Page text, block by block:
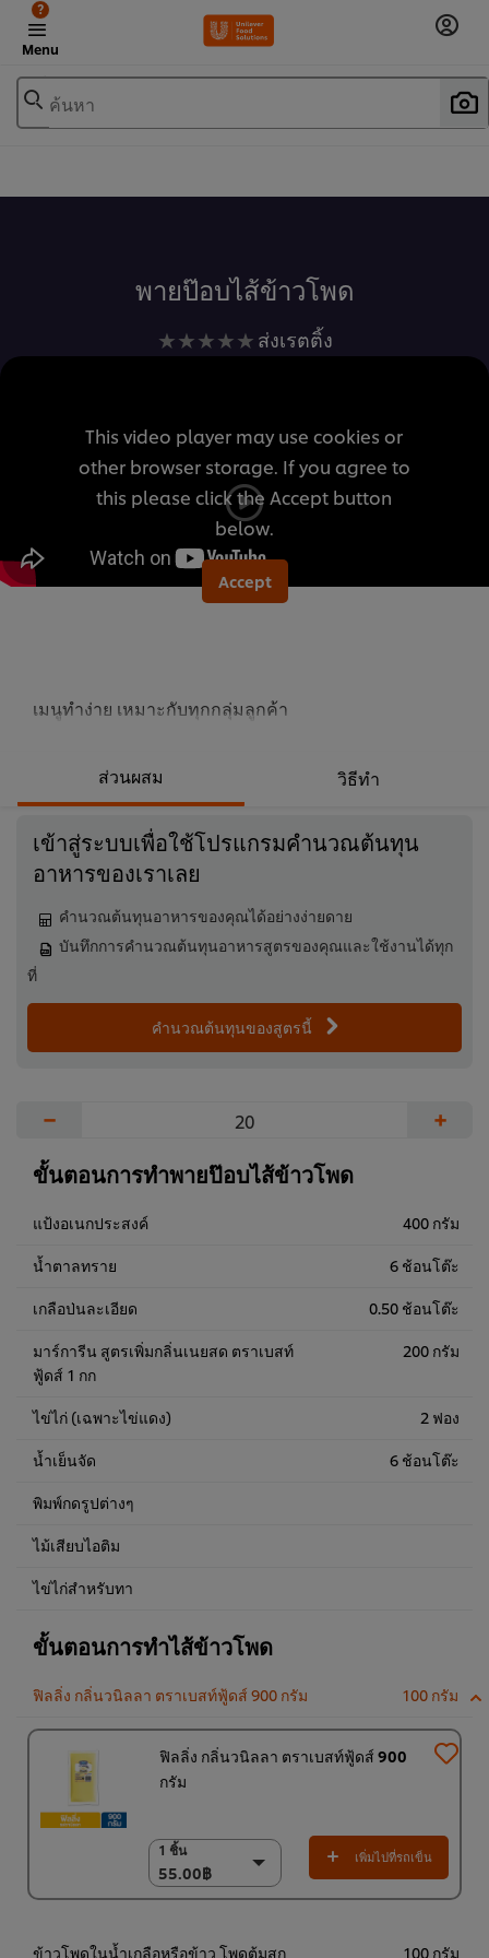
Menu
?
ค้นหา
พายป๊อบไส้ข้าวโพด
ไม่มี
การ
สำหรับ
recipe
นี้
ส่งเรตติ้ง
This video player may use cookies or
other browser storage. If you agree to
this please click the Accept button
below.
Accept
เมนูทำง่าย เหมาะกับทุกกลุ่มลูกค้า
ส่วนผสม วิธีทำ
เข้าสู่ระบบเพื่อใช้โปรแกรมคำนวณต้นทุน
อาหารของเราเลย
คำนวณต้นทุนอาหารของคุณได้อย่างง่ายดาย
บันทึกการคำนวณต้นทุนอาหารสูตรของคุณและใช้งานได้ทุก
ที่
คำนวณต้นทุนของสูตรนี้
− +
ขั้นตอนการทำพายป๊อบไส้ข้าวโพด
แป้งอเนกประสงค์ 400 กรัม
น้ำตาลทราย 6 ช้อนโต๊ะ
เกลือป่นละเอียด 0.50 ช้อนโต๊ะ
มาร์การีน สูตรเพิ่มกลิ่นเนยสด ตราเบสท์
ฟู้ดส์ 1 กก
200 กรัม
ไข่ไก่ (เฉพาะไข่แดง) 2 ฟอง
น้ำเย็นจัด 6 ช้อนโต๊ะ
พิมพ์กดรูปต่างๆ
ไม้เสียบไอติม
ไข่ไก่สำหรับทา
ขั้นตอนการทำไส้ข้าวโพด
ฟิลลิ่ง กลิ่นวนิลลา ตราเบสท์ฟู้ดส์ 900 กรัม 100 กรัม
ฟิลลิ่ง กลิ่นวนิลลา ตราเบสท์ฟู้ดส์ 900
กรัม
1 ชิ้น
55.00฿
1 ชิ้น
55.00฿
(ราคาพิเศษ) แพ็ค 9
468.00฿
เพิ่มไปที่รถเข็น
ข้าวโพดในน้ำเกลือหรือข้าว โพดต้มสุก 100 กรัม